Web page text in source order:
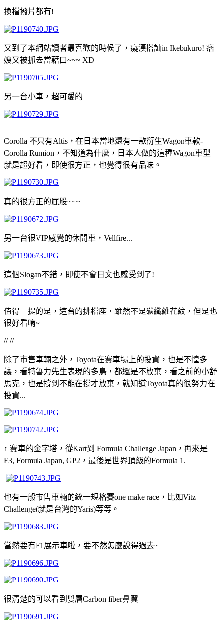
換檔撥片都有!
又到了本網站讀者最喜歡的時候了，癡漢搭訕in Ikebukuro! 痞
嫂又被抓去當藉口~~~ XD
另一台小車，超可愛的
Corolla 不只有Altis，在日本當地還有一款衍生Wagon車款-
Corolla Rumion，不知道為什麼，日本人做的這種Wagon車型
就是超好看，即使很方正，也覺得很有品味。
真的很方正的屁股~~~
另一台很VIP感覺的休閒車，Vellfire...
這個Slogan不錯，即使不會日文也感受到了!
值得一提的是，這台的排檔座，雖然不是碳纖維花紋，但是也
很好看唷~
// //
除了市售車輛之外，Toyota在賽車場上的投資，也是不惶多
讓，看特魯力先生表現的多鳥，都還是不放棄，看之前的小舒
馬克，也是撐到不能在撐才放棄，就知道Toyota真的很努力在
投資...
↑ 賽車的金字塔，從Kart到 Formula Challenge Japan，再來是
F3, Formula Japan, GP2，最後是世界頂級的Formula 1.
也有一般市售車輛的統一規格賽one make race，比如Vitz
Challenge(就是台灣的Yaris)等等。
當然要有F1展示車啦，要不然怎麼說得過去~
很清楚的可以看到雙層Carbon fiber鼻翼